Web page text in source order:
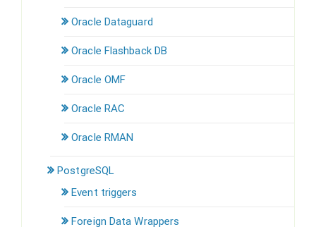
Oracle Dataguard
Oracle Flashback DB
Oracle OMF
Oracle RAC
Oracle RMAN
PostgreSQL
Event triggers
Foreign Data Wrappers